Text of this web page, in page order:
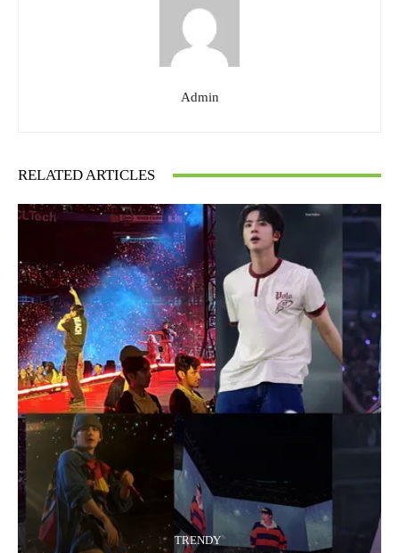
Admin
RELATED ARTICLES
TRENDY